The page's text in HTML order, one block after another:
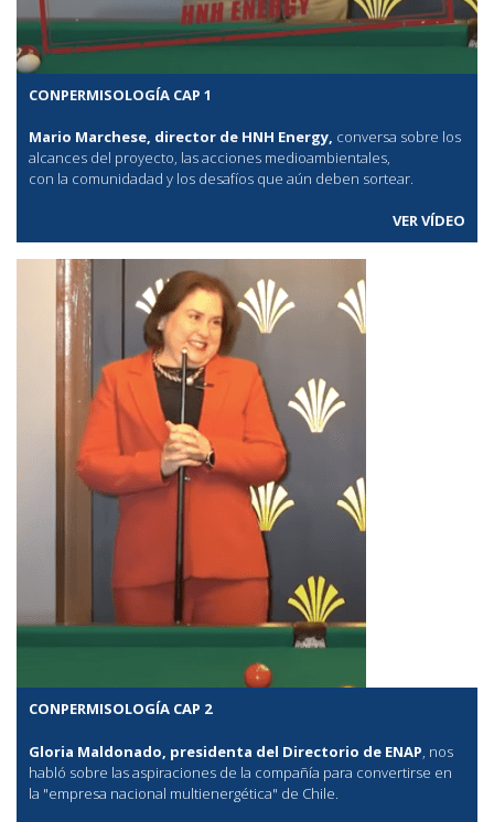
CONPERMISOLOGÍA CAP 1
Mario Marchese, director de HNH Energy, conversa sobre los
alcances del proyecto, las acciones medioambientales,
con la comunidadad y los desafíos que aún deben sortear.
VER VÍDEO
CONPERMISOLOGÍA CAP 2
Gloria Maldonado, presidenta del Directorio de ENAP, nos
habló sobre las aspiraciones de la compañía para convertirse en
la "empresa nacional multienergética" de Chile.